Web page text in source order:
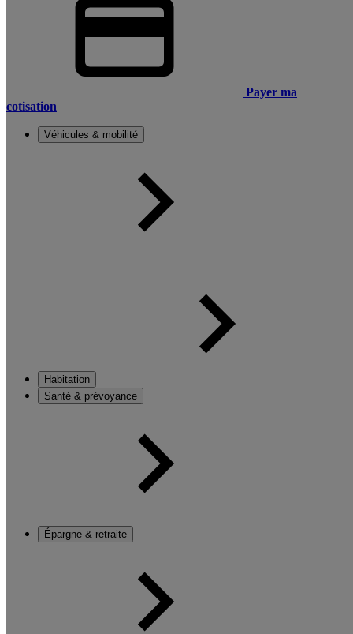
Payer ma
cotisation
Véhicules & mobilité
Habitation
Santé & prévoyance
Épargne & retraite